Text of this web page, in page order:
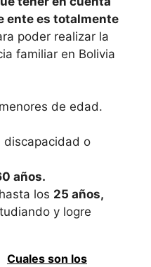
ente es totalmente
poder realizar la
familiar en Bolivia
de edad.
discapacidad o
años.
los 25 años,
y logre
Cuales son los